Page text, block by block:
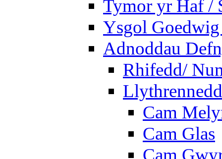
Tymor yr Haf /
Ysgol
Adnoddau
Rhifedd/
Cam
Cam Glas
Cam